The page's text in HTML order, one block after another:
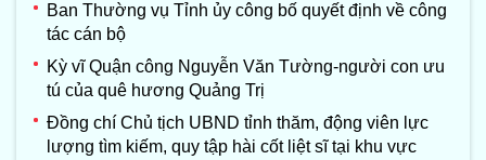
Ban Thường vụ Tỉnh ủy công bố quyết định về công
tác cán bộ
Kỳ vĩ Quận công Nguyễn Văn Tường-người con ưu
tú của quê hương Quảng Trị
Đồng chí Chủ tịch UBND tỉnh thăm, động viên lực
lượng tìm kiếm, quy tập hài cốt liệt sĩ tại khu vực